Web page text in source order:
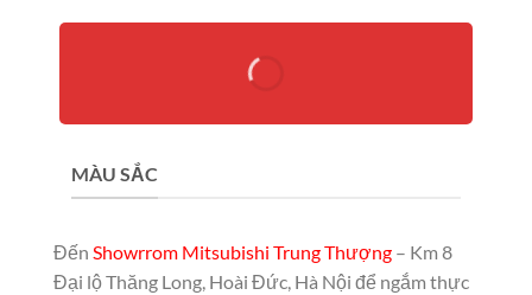
MÀU SẮC
Đến Showrrom Mitsubishi Trung Thượng – Km 8
Đại lộ Thăng Long, Hoài Đức, Hà Nội để ngắm thực